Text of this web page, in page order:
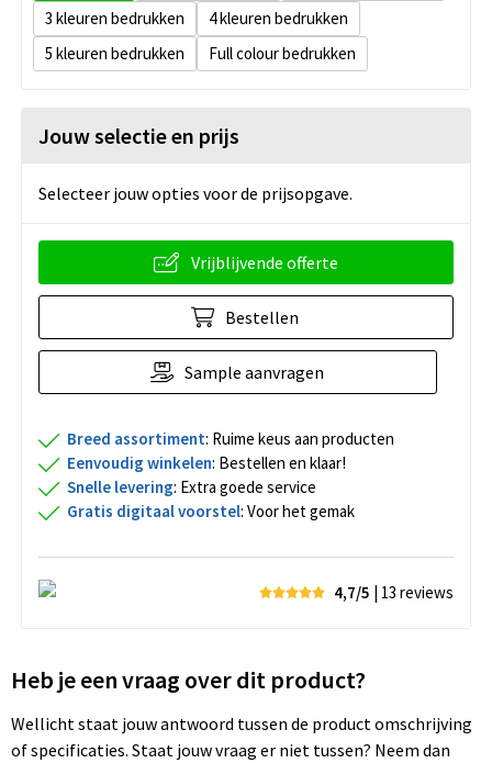
3
4
5
Full colour
Jouw selectie en prijs
Selecteer jouw opties voor de prijsopgave.
Vrijblijvende offerte
Bestellen
Sample aanvragen
Breed assortiment: Ruime keus aan producten
Eenvoudig winkelen: Bestellen en klaar!
Snelle levering: Extra goede service
Gratis digitaal voorstel: Voor het gemak
4,7/5 | 13 reviews
Heb je een vraag over dit product?
Wellicht staat jouw antwoord tussen de product omschrijving
of specificaties. Staat jouw vraag er niet tussen? Neem dan